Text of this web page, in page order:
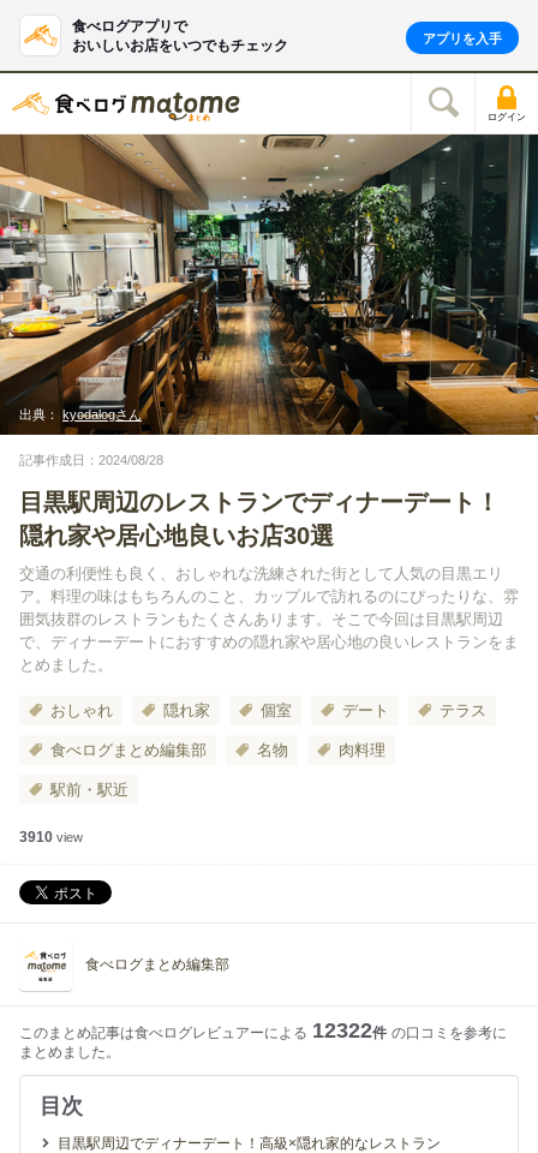
食べログアプリで
おいしいお店をいつでもチェック
アプリを入手
ログイン
出典： kyodalogさん
記事作成日：2024/08/28
目黒駅周辺のレストランでディナーデート！
隠れ家や居心地良いお店30選
交通の利便性も良く、おしゃれな洗練された街として人気の目黒エリ
ア。料理の味はもちろんのこと、カップルで訪れるのにぴったりな、雰
囲気抜群のレストランもたくさんあります。そこで今回は目黒駅周辺
で、ディナーデートにおすすめの隠れ家や居心地の良いレストランをま
とめました。
おしゃれ 隠れ家 個室 デート テラス
食べログまとめ編集部 名物 肉料理
駅前・駅近
3910 view
食べログまとめ編集部
このまとめ記事は食べログレビュアーによる 12322件 の口コミを参考に
まとめました。
目次
目黒駅周辺でディナーデート！高級×隠れ家的なレストラン